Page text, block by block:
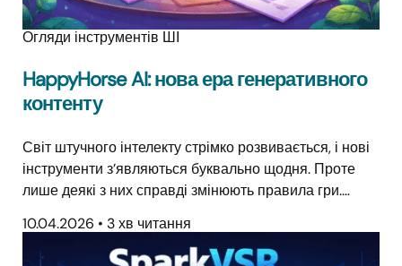
Огляди інструментів ШІ
HappyHorse AI: нова ера генеративного
контенту
Світ штучного інтелекту стрімко розвивається, і нові
інструменти з’являються буквально щодня. Проте
лише деякі з них справді змінюють правила гри.…
10.04.2026 • 3 хв читання